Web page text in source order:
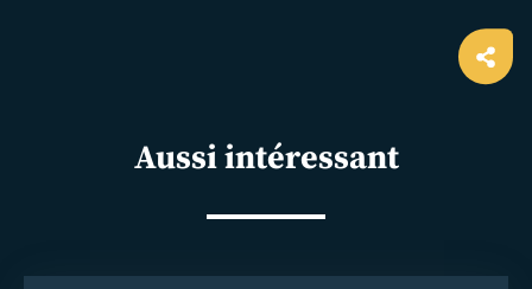
Aussi intéressant